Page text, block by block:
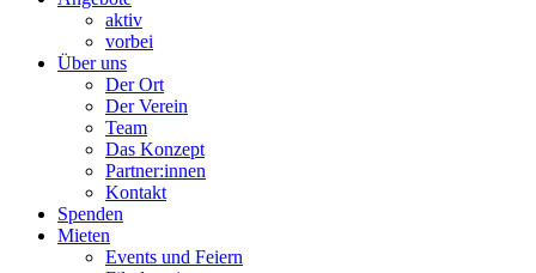
aktiv
vorbei
Über uns
Der Ort
Der Verein
Team
Das Konzept
Partner:innen
Kontakt
Spenden
Mieten
Events und Feiern